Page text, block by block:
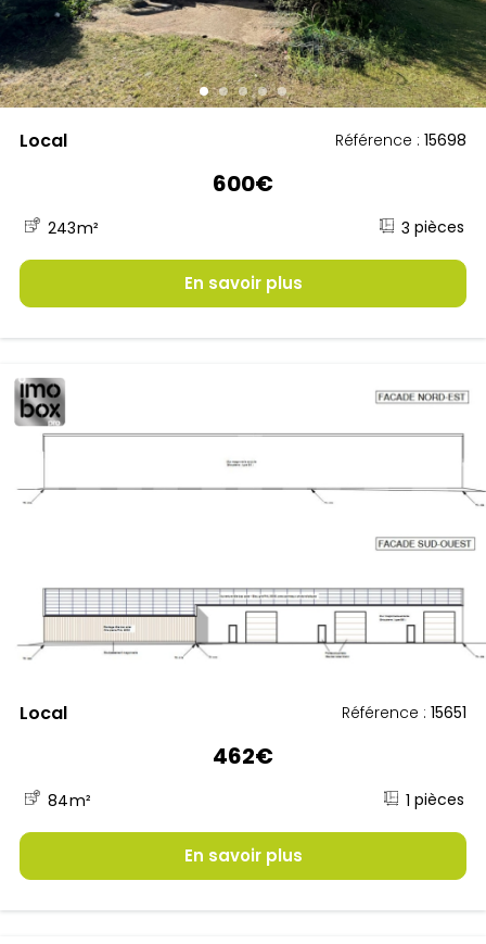
Local Référence :15698
600€
243m² 3
En savoir plus
Local Référence :15651
462€
84m² 1
En savoir plus